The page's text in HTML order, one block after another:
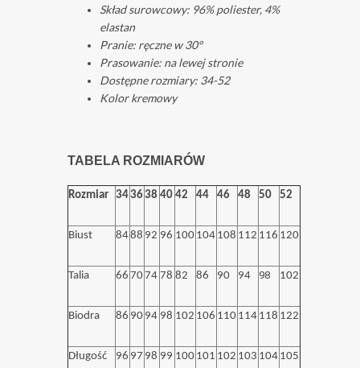
Skład surowcowy: 96% poliester, 4%
elastan
Pranie: ręczne w 30°
Prasowanie: na lewej stronie
Dostępne rozmiary: 34-52
Kolor kremowy
TABELA ROZMIARÓW
Rozmiar 343638 40 42 44 46 48 50 52
Biust 8488 92 96 100 104 108 112 116 120
Talia 66 7074 78 82 86 90 94 98 102
Biodra 86 90 94 98 102 106 110 114 118 122
Długość
96 97 98 99 100 101 102 103 104 105